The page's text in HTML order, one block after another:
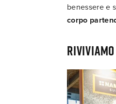
benessere e
corpo